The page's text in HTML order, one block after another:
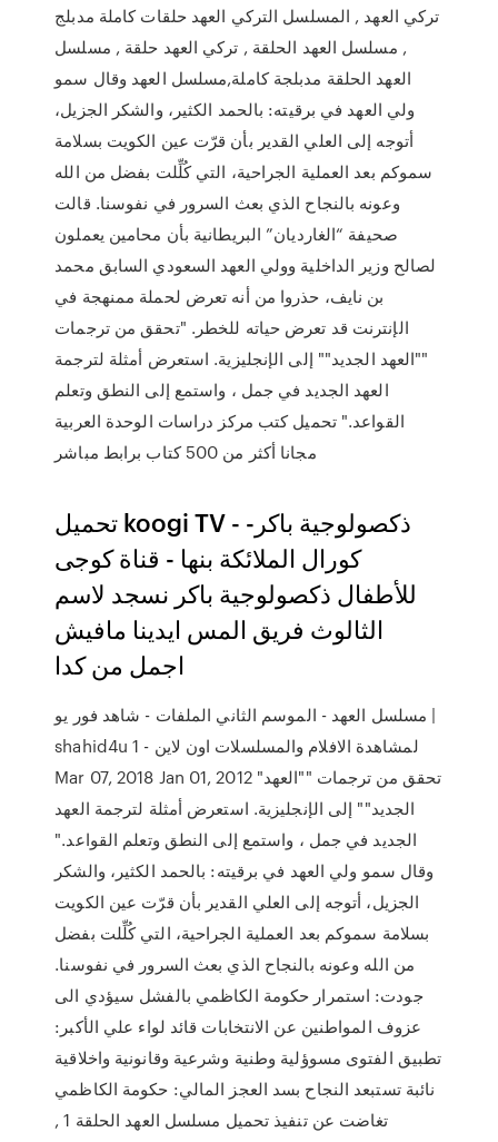
تركي العهد , المسلسل التركي العهد حلقات كاملة مدبلج
, مسلسل العهد الحلقة , تركي العهد حلقة , مسلسل
العهد الحلقة مدبلجة كاملة,مسلسل العهد وقال سمو
ولي العهد في برقيته: بالحمد الكثير، والشكر الجزيل،
أتوجه إلى العلي القدير بأن قرّت عين الكويت بسلامة
سموكم بعد العملية الجراحية، التي كُلِّلت بفضل من الله
وعونه بالنجاح الذي بعث السرور في نفوسنا. قالت
صحيفة “الغارديان” البريطانية بأن محامين يعملون
لصالح وزير الداخلية وولي العهد السعودي السابق محمد
بن نايف، حذروا من أنه تعرض لحملة ممنهجة في
الإنترنت قد تعرض حياته للخطر. "تحقق من ترجمات
""العهد الجديد"" إلى الإنجليزية. استعرض أمثلة لترجمة
العهد الجديد في جمل ، واستمع إلى النطق وتعلم
القواعد." تحميل كتب مركز دراسات الوحدة العربية
مجانا أكثر من 500 كتاب برابط مباشر
تحميل koogi TV - ذكصولوجية باكر-
كورال الملائكة بنها - قناة كوجى
للأطفال ذكصولوجية باكر نسجد لاسم
الثالوث فريق المس ايدينا مافيش
اجمل من كدا
مسلسل العهد - الموسم الثاني الملفات - شاهد فور يو |
shahid4u لمشاهدة الافلام والمسلسلات اون لاين - 1
Mar 07, 2018 Jan 01, 2012 "تحقق من ترجمات ""العهد
الجديد"" إلى الإنجليزية. استعرض أمثلة لترجمة العهد
الجديد في جمل ، واستمع إلى النطق وتعلم القواعد."
وقال سمو ولي العهد في برقيته: بالحمد الكثير، والشكر
الجزيل، أتوجه إلى العلي القدير بأن قرّت عين الكويت
بسلامة سموكم بعد العملية الجراحية، التي كُلِّلت بفضل
من الله وعونه بالنجاح الذي بعث السرور في نفوسنا.
جودت: استمرار حكومة الكاظمي بالفشل سيؤدي الى
عزوف المواطنين عن الانتخابات قائد لواء علي الأكبر:
تطبيق الفتوى مسوؤلية وطنية وشرعية وقانونية واخلاقية
نائبة تستبعد النجاح بسد العجز المالي: حكومة الكاظمي
تغاضت عن تنفيذ تحميل مسلسل العهد الحلقة 1 ,